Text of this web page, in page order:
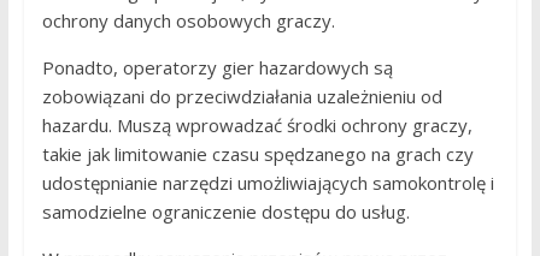
ochrony danych osobowych graczy.
Ponadto, operatorzy gier hazardowych są
zobowiązani do przeciwdziałania uzależnieniu od
hazardu. Muszą wprowadzać środki ochrony graczy,
takie jak limitowanie czasu spędzanego na grach czy
udostępnianie narzędzi umożliwiających samokontrolę i
samodzielne ograniczenie dostępu do usług.